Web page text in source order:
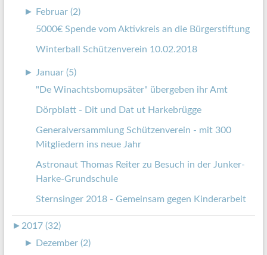
►
Februar (2)
5000€ Spende vom Aktivkreis an die Bürgerstiftung
Winterball Schützenverein 10.02.2018
► Januar (5)
"De Winachtsbomupsäter" übergeben ihr Amt
Dörpblatt - Dit und Dat ut Harkebrügge
Generalversammlung Schützenverein - mit 300
Mitgliedern ins neue Jahr
Astronaut Thomas Reiter zu Besuch in der Junker-
Harke-Grundschule
Sternsinger 2018 - Gemeinsam gegen Kinderarbeit
► 2017 (32)
►
Dezember (2)